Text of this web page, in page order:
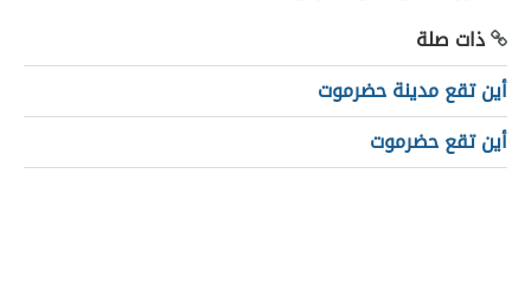
ذات صلة
أين تقع مدينة حضرموت
أين تقع حضرموت